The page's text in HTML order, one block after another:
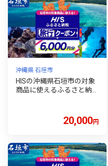
沖縄県 石垣市
HISの沖縄県石垣市の対象
商品に使えるふるさと納税
ツアー HIS クーポン 券 60
20,000円